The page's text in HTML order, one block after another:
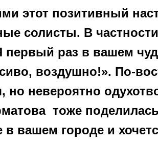
этот позитивный
солисты. В
первый раз в вашем
воздушно!». По-
но невероятно
тоже
вашем городе и